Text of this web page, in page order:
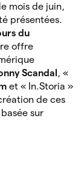
mois de juin,
présentées.
du
offre
Scandal , «
et « In.Storia »
de ces
sur